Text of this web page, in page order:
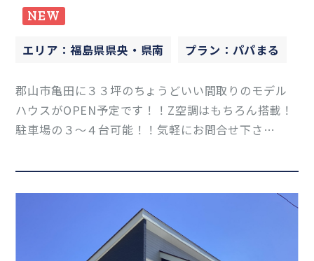
NEW
エリア：福島県県央・県南 プラン：パパまる
郡山市亀田に３３坪のちょうどいい間取りのモデル
ハウスがOPEN予定です！！Z空調はもちろん搭載！
駐車場の３～４台可能！！気軽にお問合せ下さ